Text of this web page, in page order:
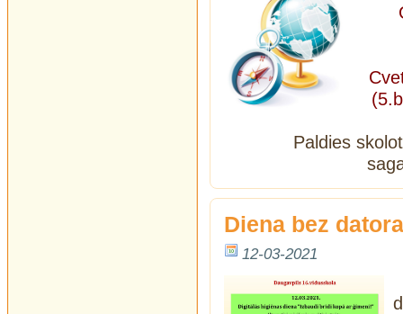
Paldies
Diena bez datora
12-03-2021